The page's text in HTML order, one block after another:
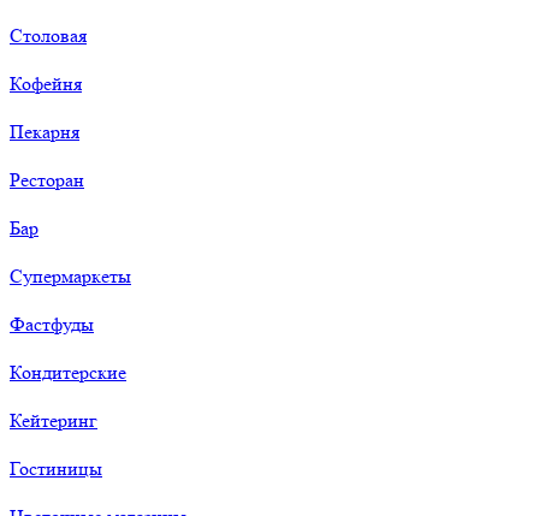
Столовая
Кофейня
Пекарня
Ресторан
Бар
Супермаркеты
Фастфуды
Кондитерские
Кейтеринг
Гостиницы